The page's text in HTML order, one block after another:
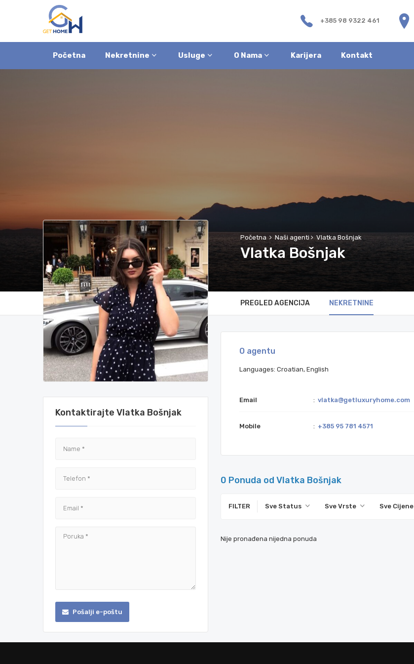
+385 98 9322 461
Početna Nekretnine Usluge O Nama Karijera Kontakt
Početna Naši agenti Vlatka Bošnjak
Vlatka Bošnjak
PREGLED AGENCIJA NEKRETNINE
Kontaktirajte Vlatka Bošnjak
Pošalji e-poštu
O agentu
Languages: Croatian, English
Email : vlatka@getluxuryhome.com
Mobile : +385 95 781 4571
0 Ponuda od Vlatka Bošnjak
FILTER Sve Status Sve Vrste Sve Cijene
Nije pronađena nijedna ponuda